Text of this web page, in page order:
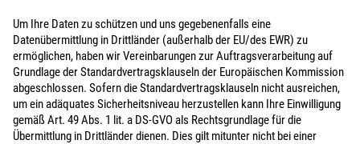
Um Ihre Daten zu schützen und uns gegebenenfalls eine
Datenübermittlung in Drittländer (außerhalb der EU/des EWR) zu
ermöglichen, haben wir Vereinbarungen zur Auftragsverarbeitung auf
Grundlage der Standardvertragsklauseln der Europäischen Kommission
abgeschlossen. Sofern die Standardvertragsklauseln nicht ausreichen,
um ein adäquates Sicherheitsniveau herzustellen kann Ihre Einwilligung
gemäß Art. 49 Abs. 1 lit. a DS-GVO als Rechtsgrundlage für die
Übermittlung in Drittländer dienen. Dies gilt mitunter nicht bei einer